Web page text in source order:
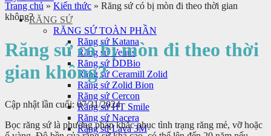
RĂNG SỨ
RĂNG SỨ TOÀN PHẦN
Răng sứ Katana
Răng sứ Venus
Răng sứ DDBio
Răng sứ Ceramill Zolid
Răng sứ Zolid Bion
Răng sứ Cercon
Răng sứ HT Smile
Răng sứ Nacera
Răng sứ Lava 3M
Trang chủ » Kiến thức » Răng sứ có bị mòn đi theo thời gian
không?
Răng sứ có bị mòn đi theo thời
gian không?
Cập nhật lần cuối: 07/31/2024
Bọc răng sứ là phương pháp khắc phục tình trạng răng mẻ, vỡ hoặc